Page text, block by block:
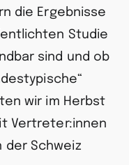
die Ergebnisse
Studie
sind und ob
wir im Herbst
Vertreter:innen
der Schweiz